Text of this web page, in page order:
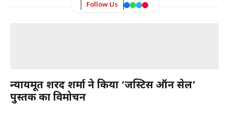
Follow Us
न्यायमूर्ति शरद शर्मा ने किया ‘जस्टिस ऑन सेल’
पुस्तक का विमोचन